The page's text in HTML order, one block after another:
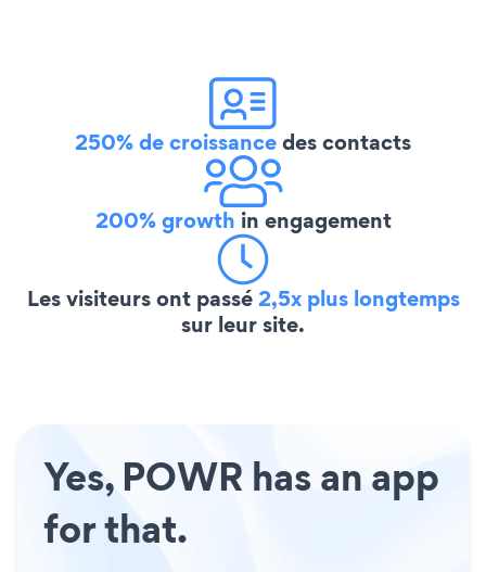
250% de croissancedes contacts
200% growth in engagement
Les visiteurs ont passé2,5x plus longtemps
sur leur site.
Yes, POWR has an app
for that.